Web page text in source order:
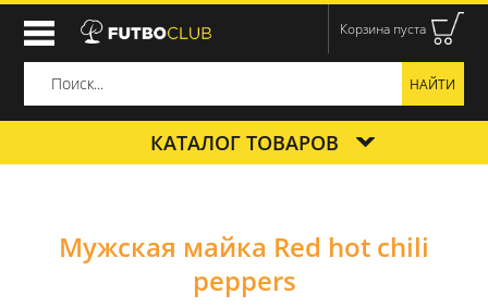
Корзина пуста
КАТАЛОГ ТОВАРОВ
Мужская майка Red hot chili
peppers